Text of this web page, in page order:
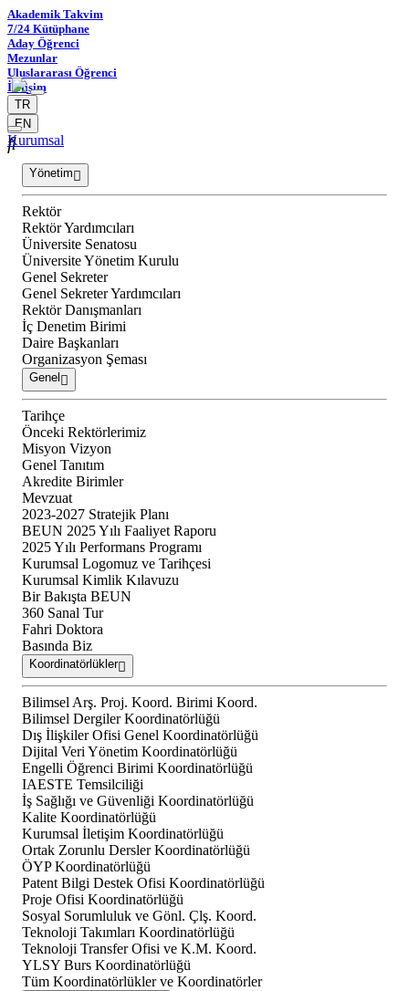
Akademik Takvim
7/24 Kütüphane
Aday Öğrenci
Mezunlar
Uluslararası Öğrenci
İletişim
TR
EN
Kurumsal
Yönetim
Rektör
Rektör Yardımcıları
Üniversite Senatosu
Üniversite Yönetim Kurulu
Genel Sekreter
Genel Sekreter Yardımcıları
Rektör Danışmanları
İç Denetim Birimi
Daire Başkanları
Organizasyon Şeması
Genel
Tarihçe
Önceki Rektörlerimiz
Misyon Vizyon
Genel Tanıtım
Akredite Birimler
Mevzuat
2023-2027 Stratejik Planı
BEUN 2025 Yılı Faaliyet Raporu
2025 Yılı Performans Programı
Kurumsal Logomuz ve Tarihçesi
Kurumsal Kimlik Kılavuzu
Bir Bakışta BEUN
360 Sanal Tur
Fahri Doktora
Basında Biz
Koordinatörlükler
Bilimsel Arş. Proj. Koord. Birimi Koord.
Bilimsel Dergiler Koordinatörlüğü
Dış İlişkiler Ofisi Genel Koordinatörlüğü
Dijital Veri Yönetim Koordinatörlüğü
Engelli Öğrenci Birimi Koordinatörlüğü
IAESTE Temsilciliği
İş Sağlığı ve Güvenliği Koordinatörlüğü
Kalite Koordinatörlüğü
Kurumsal İletişim Koordinatörlüğü
Ortak Zorunlu Dersler Koordinatörlüğü
ÖYP Koordinatörlüğü
Patent Bilgi Destek Ofisi Koordinatörlüğü
Proje Ofisi Koordinatörlüğü
Sosyal Sorumluluk ve Gönl. Çlş. Koord.
Teknoloji Takımları Koordinatörlüğü
Teknoloji Transfer Ofisi ve K.M. Koord.
YLSY Burs Koordinatörlüğü
Tüm Koordinatörlükler ve Koordinatörler